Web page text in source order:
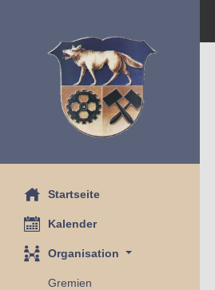
Startseite
Kalender
Organisation
Gremien